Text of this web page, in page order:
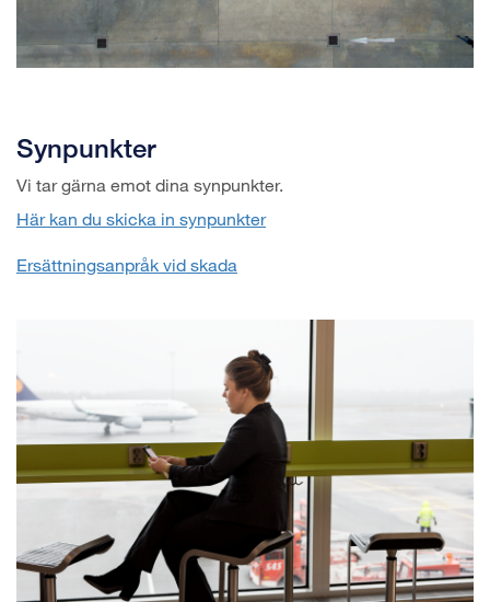
Synpunkter
Vi tar gärna emot dina synpunkter.
Här kan du skicka in synpunkter
Ersättningsanpråk vid skada